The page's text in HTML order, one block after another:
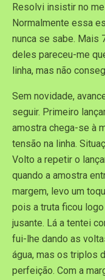
Resolvi insistir no
Normalmente essa
nunca se sabe. Mais
deles pareceu-me
linha, mas não
Sem novidade,
seguir. Primeiro
amostra chega-se à
tensão na linha.
Volto a repetir o
quando a amostra
margem, levo um
pois a truta ficou
jusante. Lá a tentei
fui-lhe dando as
água, mas os triplos
perfeição. Com a